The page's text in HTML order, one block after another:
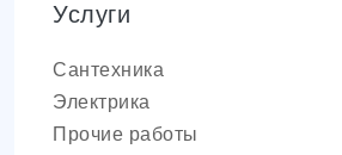
Услуги
Сантехника
Электрика
Прочие работы